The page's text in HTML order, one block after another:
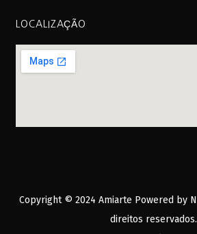
LOCALIZAÇÃO
Copyright © 2024 Amiarte Powered by
direitos reservados.